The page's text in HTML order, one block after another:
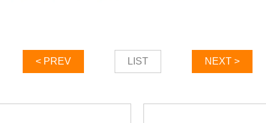
< PREV LIST NEXT >